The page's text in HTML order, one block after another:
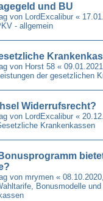
und BU
von LordExcalibur «
- allgemein
von Horst 58 «
der gesetzlichen
Widerrufsrecht?
von LordExcalibur «
Krankenkassen
von mrymen «
Bonusmodelle